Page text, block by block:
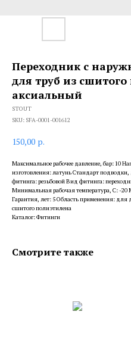
Переходник с
для труб из
аксиальный
STOUT
SKU: SFA-0001-001612
150,00 р.
Максимальное рабочее давление, бар: 10
изготовления: латунь Стандарт
фитинга: резьбовой Вид фитинга:
Минимальная рабочая температура, С: -20
Гарантия, лет: 5 Область применения:
сшитого полиэтилена
Каталог: Фитинги
Смотрите также